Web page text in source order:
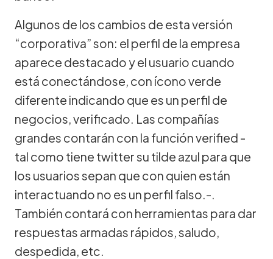
Algunos de los cambios de esta versión
“corporativa” son: el perfil de la empresa
aparece destacado y el usuario cuando
está conectándose, con ícono verde
diferente indicando que es un perfil de
negocios, verificado. Las compañías
grandes contarán con la función verified -
tal como tiene twitter su tilde azul para que
los usuarios sepan que con quien están
interactuando no es un perfil falso.-.
También contará con herramientas para dar
respuestas armadas rápidos, saludo,
despedida, etc.